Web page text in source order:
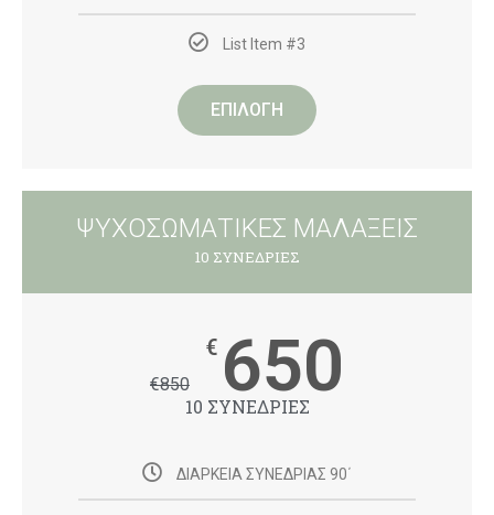
List Item #3
ΕΠΙΛΟΓΗ
ΨΥΧΟΣΩΜΑΤΙΚΕΣ ΜΑΛΑΞΕΙΣ
10 ΣΥΝΕΔΡΙΕΣ
€850
€ 650
10 ΣΥΝΕΔΡΙΕΣ
ΔΙΑΡΚΕΙΑ ΣΥΝΕΔΡΙΑΣ 90΄